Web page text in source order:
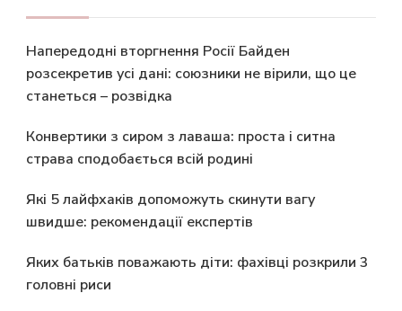
Напередодні вторгнення Росії Байден
розсекретив усі дані: союзники не вірили, що це
станеться – розвідка
Конвертики з сиром з лаваша: проста і ситна
страва сподобається всій родині
Які 5 лайфхаків допоможуть скинути вагу
швидше: рекомендації експертів
Яких батьків поважають діти: фахівці розкрили 3
головні риси